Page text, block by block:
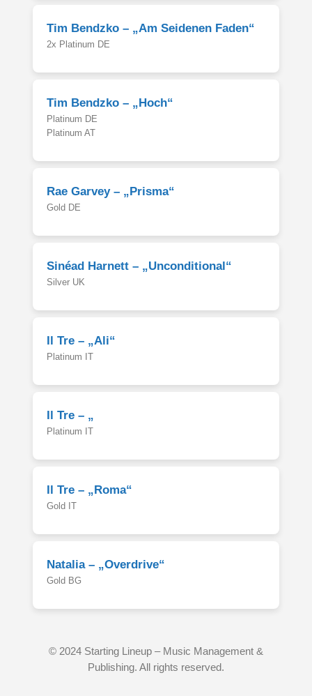
Tim Bendzko – „Am Seidenen Faden“
2x Platinum DE
Tim Bendzko – „Hoch“
Platinum DE
Platinum AT
Rae Garvey – „Prisma“
Gold DE
Sinéad Harnett – „Unconditional“
Silver UK
Il Tre – „Ali“
Platinum IT
Il Tre – „
Platinum IT
Il Tre – „Roma“
Gold IT
Natalia – „Overdrive“
Gold BG
© 2024 Starting Lineup – Music Management &
Publishing. All rights reserved.